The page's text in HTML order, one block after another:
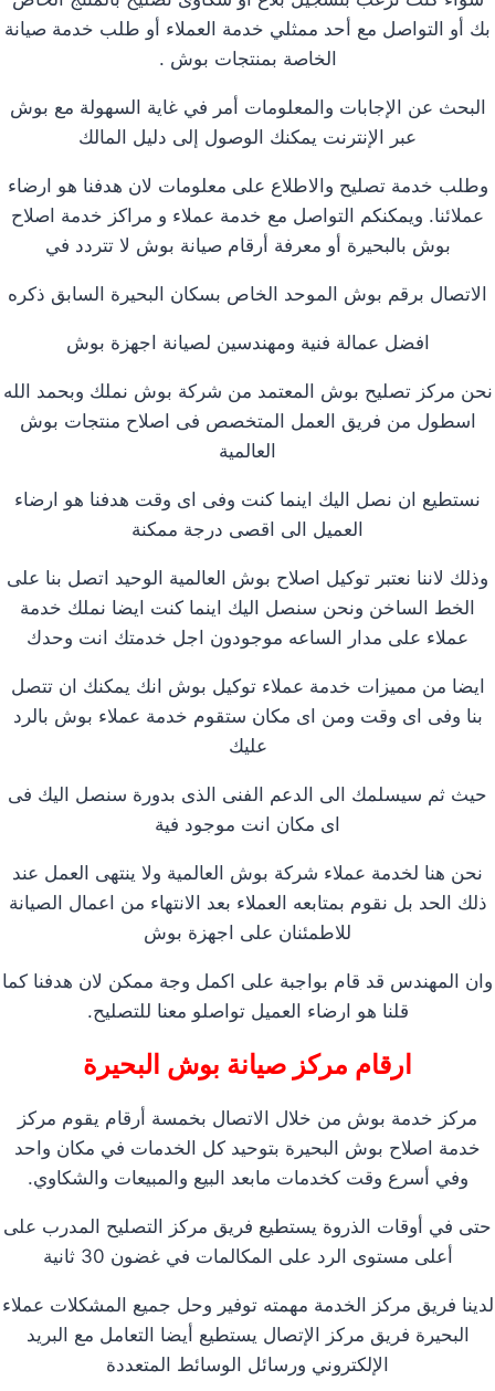
بك أو التواصل مع أحد ممثلي خدمة العملاء أو طلب خدمة صيانة
الخاصة بمنتجات بوش .
البحث عن الإجابات والمعلومات أمر في غاية السهولة مع بوش
عبر الإنترنت يمكنك الوصول إلى دليل المالك
وطلب خدمة تصليح والاطلاع على معلومات لان هدفنا هو ارضاء
عملائنا. ويمكنكم التواصل مع خدمة عملاء و مراكز خدمة اصلاح
بوش بالبحيرة أو معرفة أرقام صيانة بوش لا تتردد في
الاتصال برقم بوش الموحد الخاص بسكان البحيرة السابق ذكره
افضل عمالة فنية ومهندسين لصيانة اجهزة بوش
نحن مركز تصليح بوش المعتمد من شركة بوش نملك وبحمد الله
اسطول من فريق العمل المتخصص فى اصلاح منتجات بوش
العالمية
نستطيع ان نصل اليك اينما كنت وفى اى وقت هدفنا هو ارضاء
العميل الى اقصى درجة ممكنة
وذلك لاننا نعتبر توكيل اصلاح بوش العالمية الوحيد اتصل بنا على
الخط الساخن ونحن سنصل اليك اينما كنت ايضا نملك خدمة
عملاء على مدار الساعه موجودون اجل خدمتك انت وحدك
ايضا من مميزات خدمة عملاء توكيل بوش انك يمكنك ان تتصل
بنا وفى اى وقت ومن اى مكان ستقوم خدمة عملاء بوش بالرد
عليك
حيث ثم سيسلمك الى الدعم الفنى الذى بدورة سنصل اليك فى
اى مكان انت موجود فية
نحن هنا لخدمة عملاء شركة بوش العالمية ولا ينتهى العمل عند
ذلك الحد بل نقوم بمتابعه العملاء بعد الانتهاء من اعمال الصيانة
للاطمئنان على اجهزة بوش
وان المهندس قد قام بواجبة على اكمل وجة ممكن لان هدفنا كما
قلنا هو ارضاء العميل تواصلو معنا للتصليح.
ارقام مركز صيانة بوش البحيرة
مركز خدمة بوش من خلال الاتصال بخمسة أرقام يقوم مركز
خدمة اصلاح بوش البحيرة بتوحيد كل الخدمات في مكان واحد
وفي أسرع وقت كخدمات مابعد البيع والمبيعات والشكاوي.
حتى في أوقات الذروة يستطيع فريق مركز التصليح المدرب على
أعلى مستوى الرد على المكالمات في غضون 30 ثانية
لدينا فريق مركز الخدمة مهمته توفير وحل جميع المشكلات عملاء
البحيرة فريق مركز الإتصال يستطيع أيضا التعامل مع البريد
الإلكتروني ورسائل الوسائط المتعددة